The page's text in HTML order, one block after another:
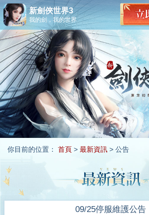
新劍俠世界3
我的劍，我的世界
你目前的位置： 首頁> 最新資訊> 公告
09/25停服維護公告